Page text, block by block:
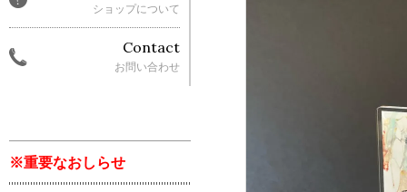
ショップについて
Contact
お問い合わせ
※重要なおしらせ